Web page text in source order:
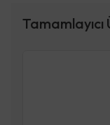
Tamamlayıcı